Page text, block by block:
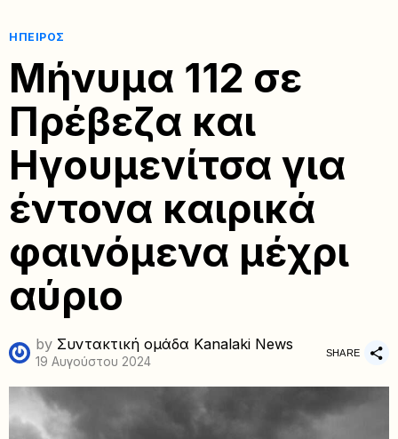
ΉΠΕΙΡΟΣ
Μήνυμα 112 σε
Πρέβεζα και
Ηγουμενίτσα για
έντονα καιρικά
φαινόμενα μέχρι
αύριο
by Συντακτική ομάδα Kanalaki News
19 Αυγούστου 2024
SHARE